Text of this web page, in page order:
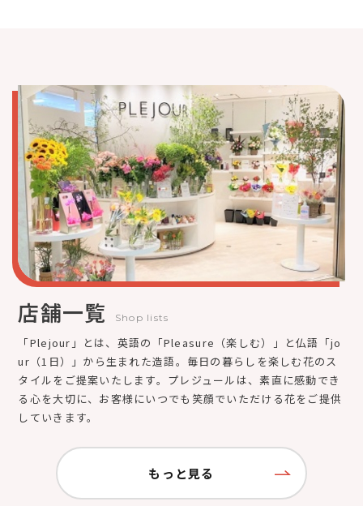
店舗一覧 Shop lists
「Plejour」とは、英語の「Pleasure（楽しむ）」と仏語「jo
ur（1日）」から生まれた造語。毎日の暮らしを楽しむ花のス
タイルをご提案いたします。プレジュールは、素直に感動でき
る心を大切に、お客様にいつでも笑顔でいただける花をご提供
していきます。
もっと見る